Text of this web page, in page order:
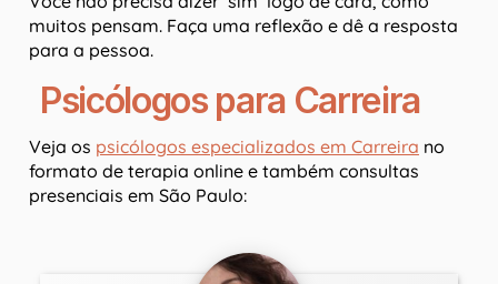
muitos pensam. Faça uma reflexão e dê a resposta
para a pessoa.
Psicólogos para Carreira
Veja os psicólogos especializados em Carreira no
formato de terapia online e também consultas
presenciais em São Paulo: